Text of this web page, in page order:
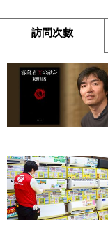
訪問次數